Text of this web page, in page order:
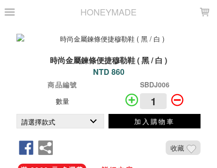
HONEYMADE
時尚金屬鍊條便捷穆勒鞋 ( 黑 / 白 )
NTD 860
商品編號
SBDJ006
數量
加入購物車
收藏